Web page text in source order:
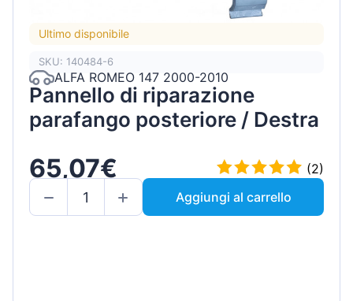
Ultimo disponibile
SKU: 140484-6
ALFA ROMEO 147 2000-2010
Pannello di riparazione
parafango posteriore / Destra
65,07€
(2)
Aggiungi al carrello